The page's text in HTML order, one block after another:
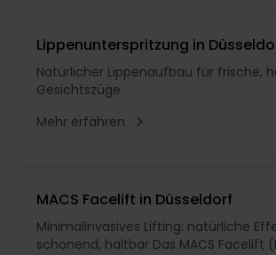
Lippenunterspritzung in
Natürlicher Lippenaufbau für frische,
Gesichtszüge
Mehr erfahren
MACS Facelift in Düsseldorf
Minimalinvasives Lifting: natürliche
schonend, haltbar Das MACS Facelift